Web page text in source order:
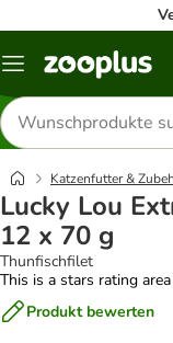
Menü
Produkte
suchen
Katzenfutter &
Lucky Lou
12 x 70 g
Thunfischfilet
This is a stars rating
Produkt bewerten